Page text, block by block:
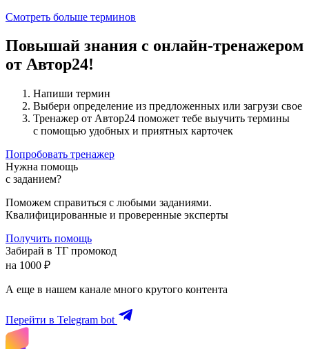
Смотреть больше терминов
Повышай знания с онлайн-тренажером
от Автор24!
Напиши термин
Выбери определение из предложенных или загрузи свое
Тренажер от Автор24 поможет тебе выучить термины
с помощью удобных и приятных карточек
Попробовать тренажер
Нужна помощь
с заданием?
Поможем справиться с любыми заданиями.
Квалифицированные и проверенные эксперты
Получить помощь
Забирай в ТГ промокод
на 1000 ₽
А еще в нашем канале много крутого контента
Перейти в Telegram bot